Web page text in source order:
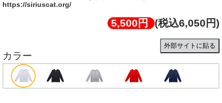
https://siriuscat.org/
5,500円 (税込6,050円)
外部サイトに貼る
カラー